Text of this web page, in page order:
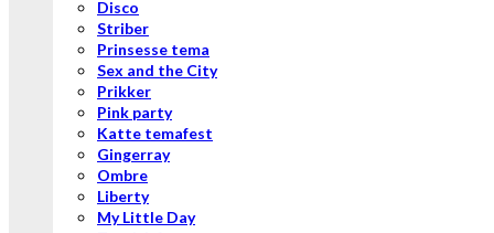
Disco
Striber
Prinsesse tema
Sex and the City
Prikker
Pink party
Katte temafest
Gingerray
Ombre
Liberty
My Little Day